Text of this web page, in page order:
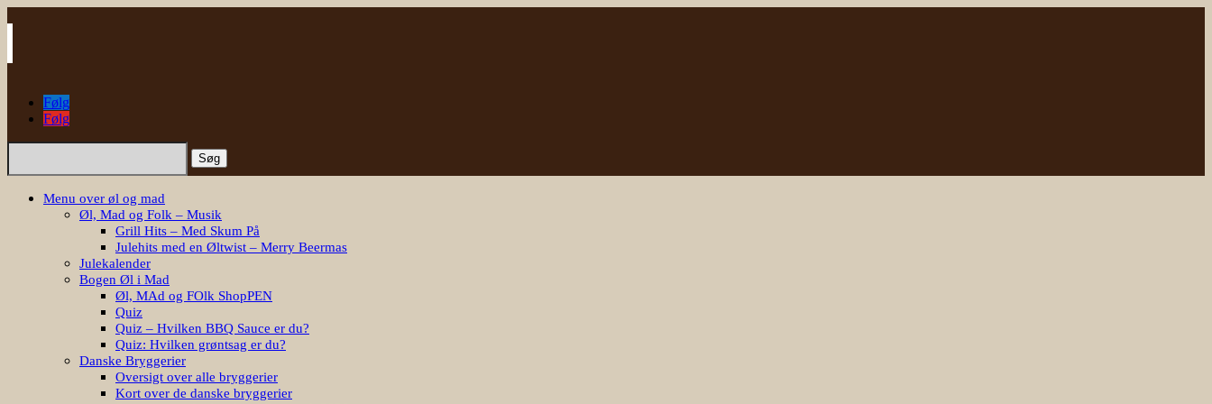
Følg
Følg
Søg
Menu over øl og mad
Øl, Mad og Folk – Musik
Grill Hits – Med Skum På
Julehits med en Øltwist – Merry Beermas
Julekalender
Bogen Øl i Mad
Øl, MAd og FOlk ShopPEN
Quiz
Quiz – Hvilken BBQ Sauce er du?
Quiz: Hvilken grøntsag er du?
Danske Bryggerier
Oversigt over alle bryggerier
Kort over de danske bryggerier